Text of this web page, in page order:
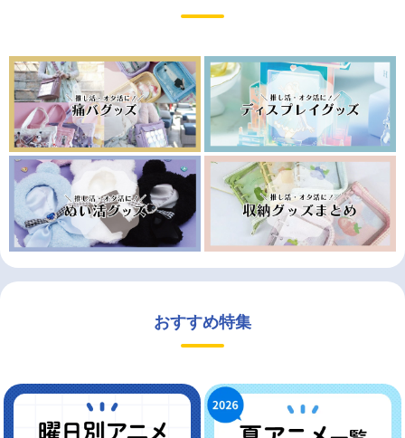
おすすめ特集